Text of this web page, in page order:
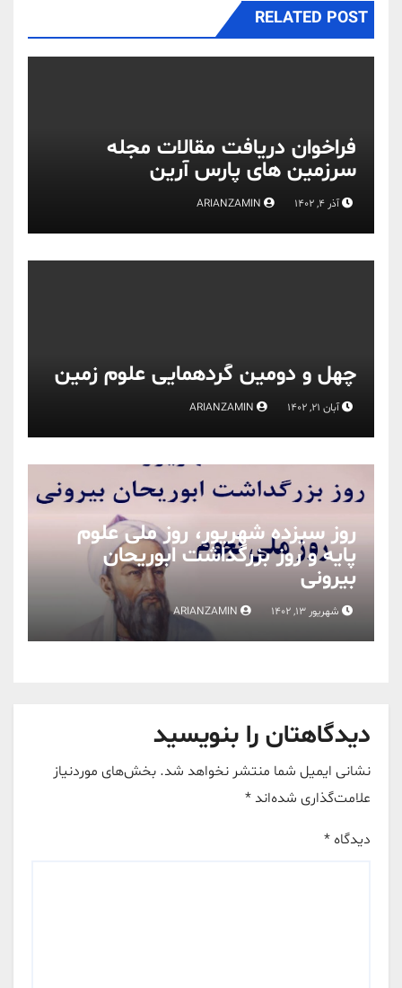
RELATED POST
فراخوان دریافت مقالات مجله
سرزمین های پارس آرین
آذر 4, 1402
چهل و دومین گردهمایی علوم زمین
آبان 21, 1402
روز سیزده شهریور، روز ملی علوم
پایه و روز بزرگداشت ابوریحان
بیرونی
شهریور 13, 1402
دیدگاهتان را بنویسید
نشانی ایمیل شما منتشر نخواهد شد. بخش‌های موردنیاز
علامت‌گذاری شده‌اند *
دیدگاه *